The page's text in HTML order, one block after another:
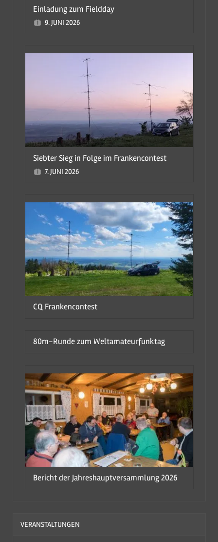
Einladung zum Fieldday
9. JUNI 2026
Siebter Sieg in Folge im Frankencontest
7. JUNI 2026
CQ Frankencontest
80m-Runde zum Weltamateurfunktag
Bericht der Jahreshauptversammlung 2026
VERANSTALTUNGEN